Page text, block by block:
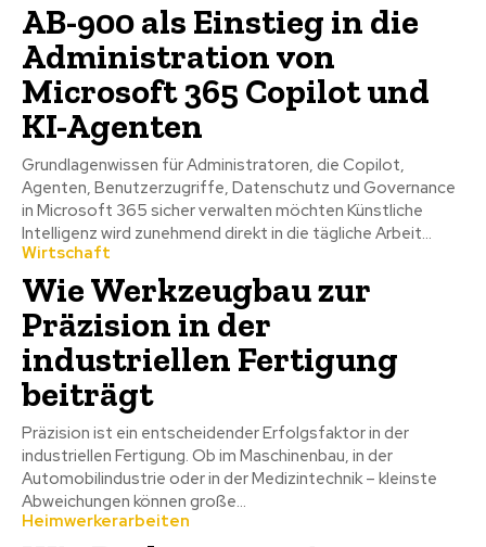
AB-900 als Einstieg in die
Administration von
Microsoft 365 Copilot und
KI-Agenten
Grundlagenwissen für Administratoren, die Copilot,
Agenten, Benutzerzugriffe, Datenschutz und Governance
in Microsoft 365 sicher verwalten möchten Künstliche
Intelligenz wird zunehmend direkt in die tägliche Arbeit...
Wirtschaft
Wie Werkzeugbau zur
Präzision in der
industriellen Fertigung
beiträgt
Präzision ist ein entscheidender Erfolgsfaktor in der
industriellen Fertigung. Ob im Maschinenbau, in der
Automobilindustrie oder in der Medizintechnik – kleinste
Abweichungen können große...
Heimwerkerarbeiten